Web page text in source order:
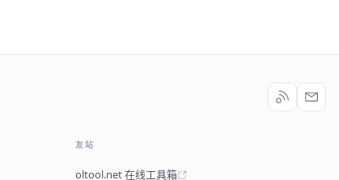
友站
oltool.net 在线工具箱